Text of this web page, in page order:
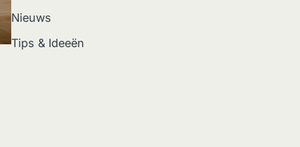
Nieuws
Tips & Ideeën